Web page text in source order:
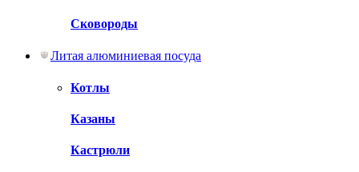
Сковороды
Литая алюминиевая посуда
Котлы
Казаны
Кастрюли